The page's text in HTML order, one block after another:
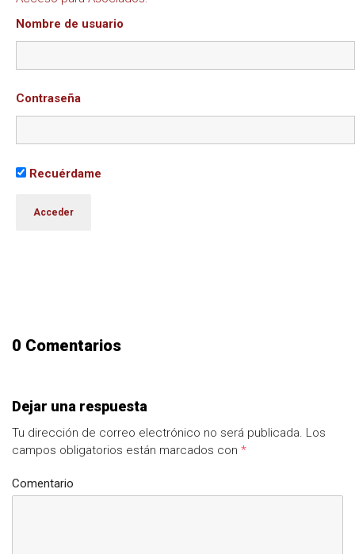
Nombre de usuario
Contraseña
Recuérdame
0 Comentarios
Dejar una respuesta
Tu dirección de correo electrónico no será publicada. Los
campos obligatorios están marcados con *
Comentario